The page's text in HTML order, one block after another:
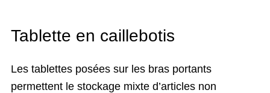
Tablette en caillebotis
Les tablettes posées sur les bras portants
permettent le stockage mixte d’articles non